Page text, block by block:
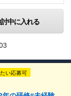
中に入れる
い応募可